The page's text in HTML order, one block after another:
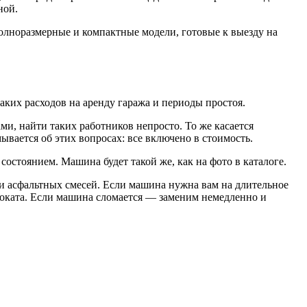
и компактные модели, готовые к выезду на
расходов на аренду гаража и периоды простоя.
найти таких работников непросто. То же касается
об этих вопросах: все включено в стоимость.
Машина будет такой же, как на фото в каталоге.
смесей. Если машина нужна вам на длительное
Если машина сломается — заменим немедленно и